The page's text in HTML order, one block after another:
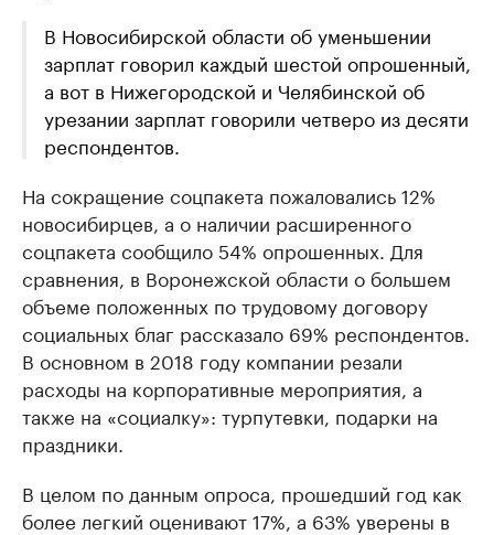
В Новосибирской области об уменьшении
зарплат говорил каждый шестой опрошенный,
а вот в Нижегородской и Челябинской об
урезании зарплат говорили четверо из десяти
респондентов.
На сокращение соцпакета пожаловались 12%
новосибирцев, а о наличии расширенного
соцпакета сообщило 54% опрошенных. Для
сравнения, в Воронежской области о большем
объеме положенных по трудовому договору
социальных благ рассказало 69% респондентов.
В основном в 2018 году компании резали
расходы на корпоративные мероприятия, а
также на «социалку»: турпутевки, подарки на
праздники.
В целом по данным опроса, прошедший год как
более легкий оценивают 17%, а 63% уверены в